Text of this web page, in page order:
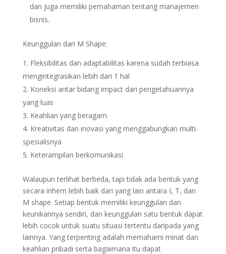
dan juga memiliki pemahaman tentang manajemen
bisnis.
Keunggulan dari M Shape:
Fleksibilitas dan adaptabilitas karena sudah terbiasa
mengintegrasikan lebih dari 1 hal
Koneksi antar bidang impact dari pengetahuannya
yang luas
Keahlian yang beragam
Kreativitas dan inovasi yang menggabungkan multi-
spesialisnya
Keterampilan berkomunikasi
Walaupun terlihat berbeda, tapi tidak ada bentuk yang
secara inhern lebih baik dari yang lain antara I, T, dan
M shape. Setiap bentuk memiliki keunggulan dan
keunikannya sendiri, dan keunggulan satu bentuk dapat
lebih cocok untuk suatu situasi tertentu daripada yang
lainnya. Yang terpenting adalah memahami minat dan
keahlian pribadi serta bagaimana itu dapat